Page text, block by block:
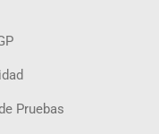
Pruebas